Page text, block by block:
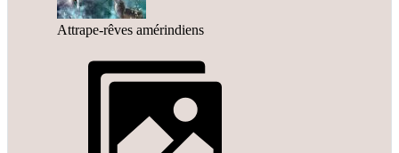
Attrape-rêves amérindiens